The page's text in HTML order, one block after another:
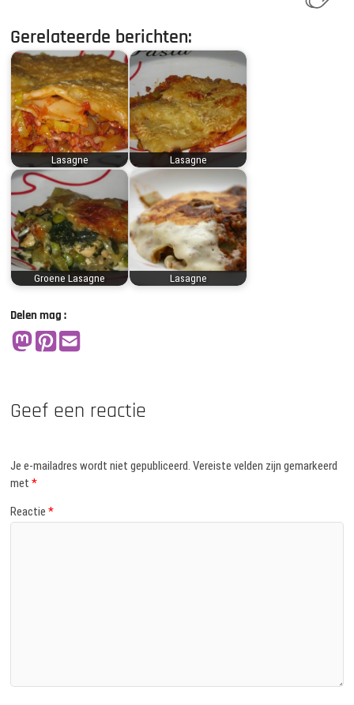
Gerelateerde berichten:
Lasagne Lasagne
Groene Lasagne Lasagne
Delen mag :
Geef een reactie
Je e-mailadres wordt niet gepubliceerd. Vereiste velden zijn gemarkeerd
met*
Reactie*